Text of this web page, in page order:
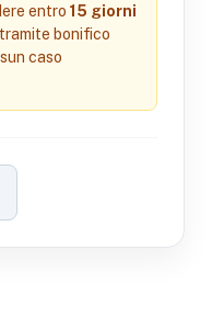
entro 15 giorni
bonifico
caso